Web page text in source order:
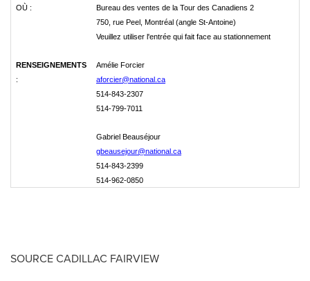
OÙ :
Bureau des ventes de la Tour des Canadiens 2
750, rue Peel, Montréal (angle St-Antoine)
Veuillez utiliser l'entrée qui fait face au stationnement
RENSEIGNEMENTS
:
Amélie Forcier
aforcier@national.ca
514-843-2307
514-799-7011
Gabriel Beauséjour
gbeausejour@national.ca
514-843-2399
514-962-0850
SOURCECADILLAC FAIRVIEW